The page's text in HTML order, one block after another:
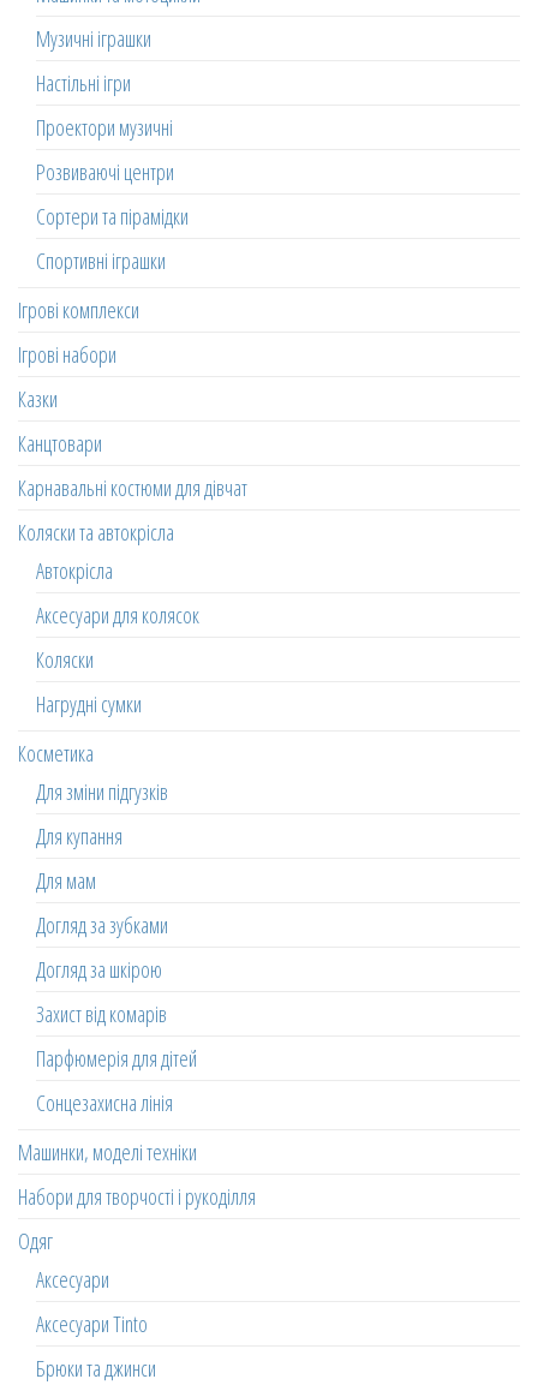
Музичні іграшки
Настільні ігри
Проектори музичні
Розвиваючі центри
Сортери та пірамідки
Спортивні іграшки
Ігрові комплекси
Ігрові набори
Казки
Канцтовари
Карнавальні костюми для дівчат
Коляски та автокрісла
Автокрісла
Аксесуари для колясок
Коляски
Нагрудні сумки
Косметика
Для зміни підгузків
Для купання
Для мам
Догляд за зубками
Догляд за шкірою
Захист від комарів
Парфюмерія для дітей
Сонцезахисна лінія
Машинки, моделі техніки
Набори для творчості і рукоділля
Одяг
Аксесуари
Аксесуари Tinto
Брюки та джинси